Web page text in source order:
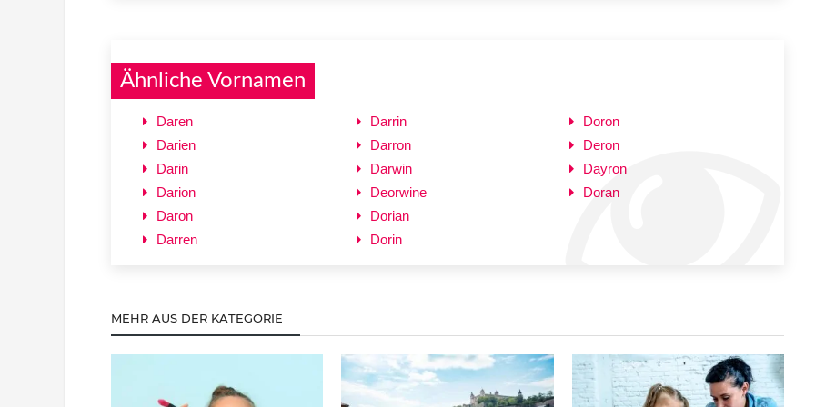
Ähnliche Vornamen
Daren
Darien
Darin
Darion
Daron
Darren
Darrin
Darron
Darwin
Deorwine
Dorian
Dorin
Doron
Deron
Dayron
Doran
MEHR AUS DER KATEGORIE